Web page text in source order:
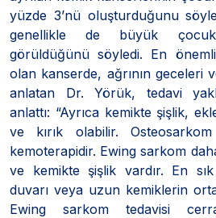
yüzde 3’nü oluşturduğunu
genellikle de büyük
görüldüğünü söyledi. En
olan kanserde, ağrının geceleri
anlatan Dr. Yörük, tedavi
anlattı: “Ayrıca kemikte şişlik,
ve kırık olabilir.
kemoterapidir. Ewing sarkom
ve kemikte şişlik vardır. En
duvarı veya uzun kemiklerin
Ewing sarkom tedavisi